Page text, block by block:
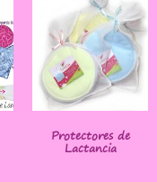
Protectores de
Lactancia